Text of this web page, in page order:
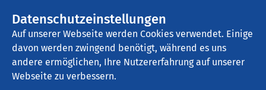
Datenschutzeinstellungen
Auf unserer Webseite werden Cookies verwendet. Einige
davon werden zwingend benötigt, während es uns
andere ermöglichen, Ihre Nutzererfahrung auf unserer
Webseite zu verbessern.
AMEOS Klinikum Inntal - Klinik für
Transkulturelle Psychosomatik